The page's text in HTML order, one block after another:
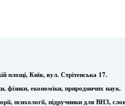
площі, Київ, вул. Стрітенська 17.
фізики, економіки, природничих наук.
психології, підручники для ВНЗ,